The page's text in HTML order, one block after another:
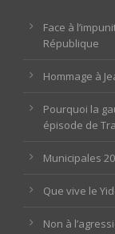
Face à
République
Hommage à
Pourquoi la
épisode de
Municipales
Que vive le
Non à